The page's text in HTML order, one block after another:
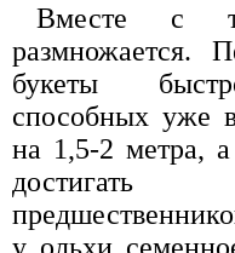
Вместе с
размножается.
букеты
способных уже
на 1,5-2 метра,
достигать
у ольхи